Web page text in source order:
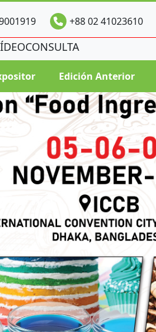
+88 02 41023610
CONSULTA
Edición Anterior